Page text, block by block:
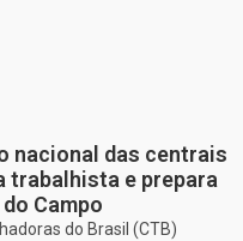
nacional das centrais
trabalhista e prepara
Campo
do Brasil (CTB)